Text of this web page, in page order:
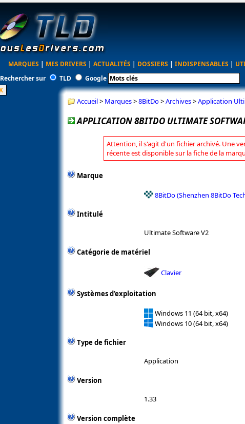
MARQUES | MES DRIVERS | ACTUALITÉS | DOSSIERS | INDISPENSABLES |
Rechercher sur
TLD Google
Accueil> Marques>8BitDo>Archives>Application
APPLICATION 8BITDO ULTIMATE
Attention, il s'agit d'un fichier archivé. Une
récente est disponible sur la fiche de la
Marque
8BitDo (Shenzhen 8BitDo
Intitulé
Ultimate Software V2
Catégorie de matériel
Clavier
Systèmes d'exploitation
Windows 11 (64 bit, x64)
Windows 10 (64 bit, x64)
Type de fichier
Application
Version
1.33
Version complète